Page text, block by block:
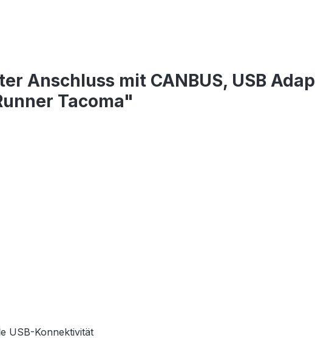
Anschluss mit CANBUS, USB
Tacoma"
USB-Konnektivität